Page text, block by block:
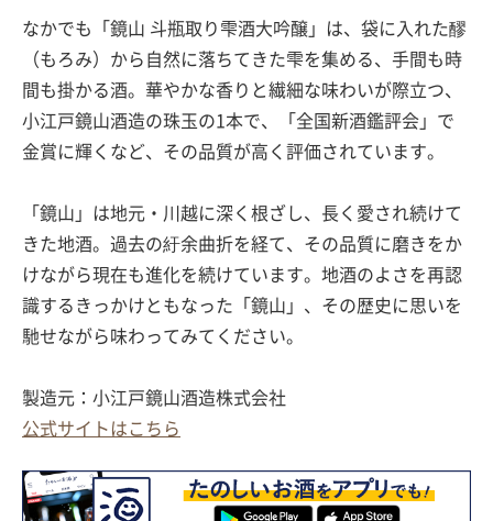
なかでも「鏡山 斗瓶取り雫酒大吟醸」は、袋に入れた醪
（もろみ）から自然に落ちてきた雫を集める、手間も時
間も掛かる酒。華やかな香りと繊細な味わいが際立つ、
小江戸鏡山酒造の珠玉の1本で、「全国新酒鑑評会」で
金賞に輝くなど、その品質が高く評価されています。
「鏡山」は地元・川越に深く根ざし、長く愛され続けて
きた地酒。過去の紆余曲折を経て、その品質に磨きをか
けながら現在も進化を続けています。地酒のよさを再認
識するきっかけともなった「鏡山」、その歴史に思いを
馳せながら味わってみてください。
製造元：小江戸鏡山酒造株式会社
公式サイトはこちら